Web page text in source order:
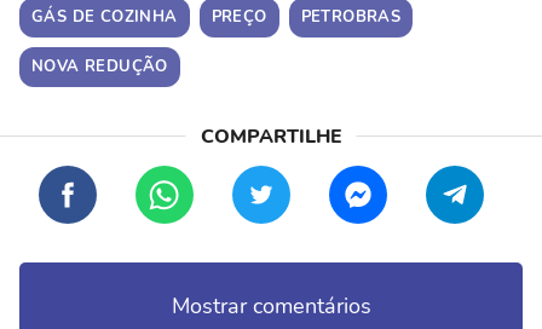
GÁS DE COZINHA PREÇO PETROBRAS
NOVA REDUÇÃO
Mostrar comentários